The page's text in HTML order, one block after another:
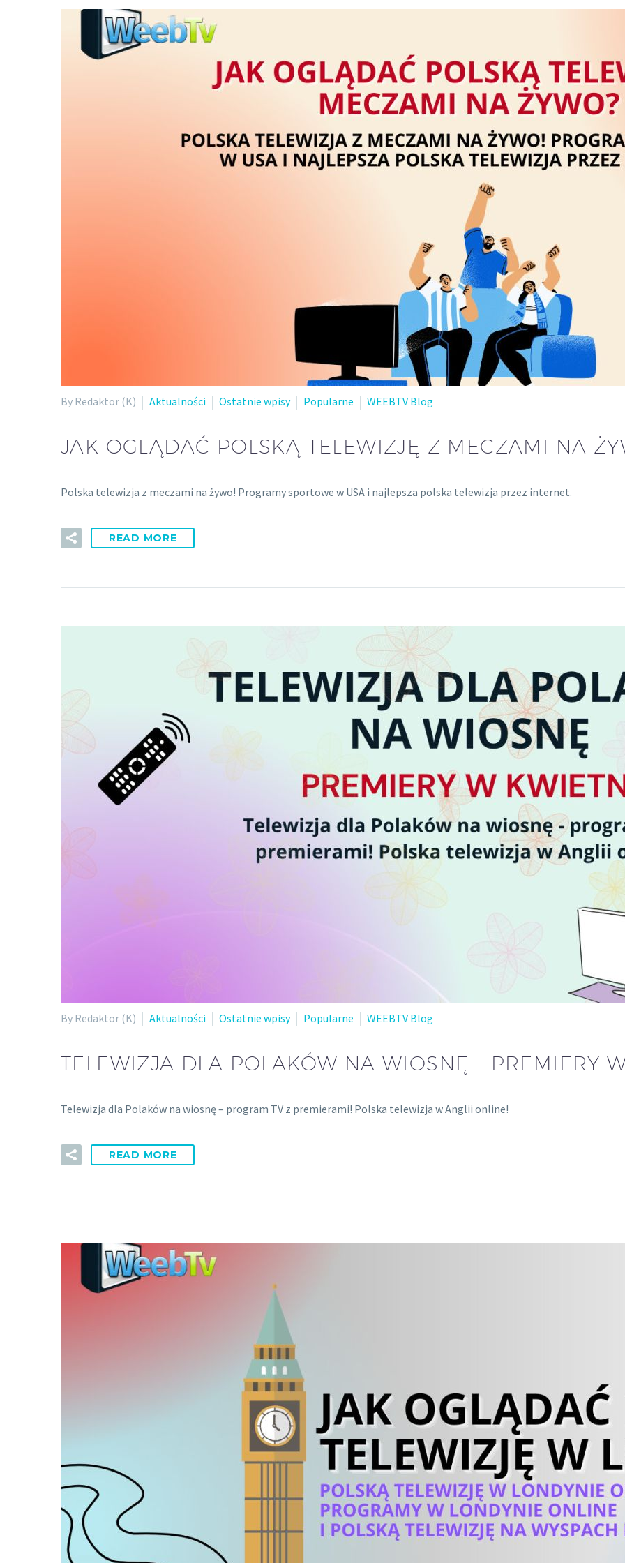
By Redaktor (K) Aktualności Ostatnie wpisy Popularne WEEBTV Blog
JAK OGLĄDAĆ POLSKĄ TELEWIZJĘ Z MECZAMI NA
Polska telewizja z meczami na żywo! Programy sportowe w USA i najlepsza polska telewizja przez internet.
READ MORE
By Redaktor (K) Aktualności Ostatnie wpisy Popularne WEEBTV Blog
TELEWIZJA DLA POLAKÓW NA WIOSNĘ – PREMIERY
Telewizja dla Polaków na wiosnę – program TV z premierami! Polska telewizja w Anglii online!
READ MORE